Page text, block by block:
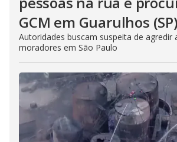
GCM em Guarulhos (SP)
Autoridades buscam suspeita de agredir
moradores em São Paulo